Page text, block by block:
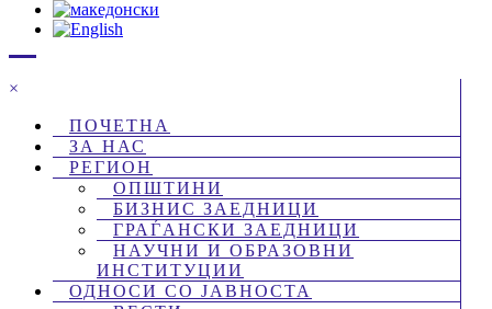
×
ПОЧЕТНА
ЗА НАС
РЕГИОН
ОПШТИНИ
БИЗНИС ЗАЕДНИЦИ
ГРАЃАНСКИ ЗАЕДНИЦИ
НАУЧНИ И ОБРАЗОВНИ
ИНСТИТУЦИИ
ОДНОСИ СО ЈАВНОСТА